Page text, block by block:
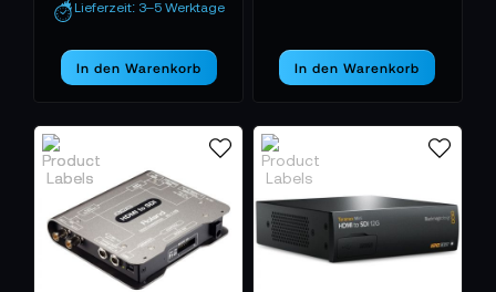
Lieferzeit: 3–5 Werktage
In den Warenkorb In den Warenkorb